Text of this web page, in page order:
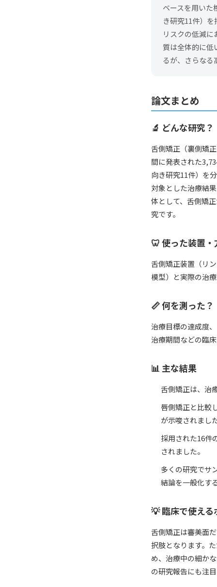
ベースを用いた
き研究11件）
リスクの低減
質は全体的に低
るが、さらなる
論文まとめ
🔬 どんな研究？
舌側矯正（裏側矯
間に発表された
向き研究11件）を
対象とした治療結
体として、舌側矯
究です。
🦷 使った装置・
舌側矯正装置（リ
模型）と実際の治
📏 何を測った？
治療目標の達成度
治療期間などの臨
📊 主な結果
舌側矯正は、治
唇側矯正と比較
が示唆されまし
採用された16件
されました。
多くの研究でサ
結論を一般化す
💡 臨床で使える
舌側矯正は審美面
択肢となります。
め、治療中の細か
の研究報告にも注